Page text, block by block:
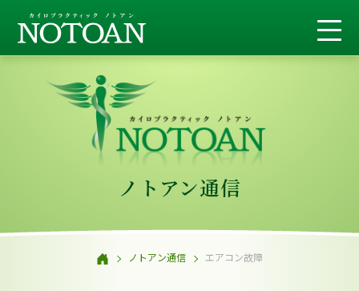
ノトアン通信
ノトアン通信 エアコン故障